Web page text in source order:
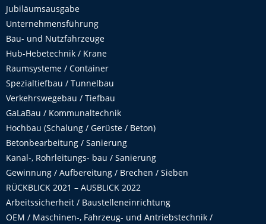
Jubiläumsausgabe
Unternehmensführung
Bau- und Nutzfahrzeuge
Hub-Hebetechnik / Krane
Raumsysteme / Container
Spezialtiefbau / Tunnelbau
Verkehrswegebau / Tiefbau
GaLaBau / Kommunaltechnik
Hochbau (Schalung / Gerüste / Beton)
Betonbearbeitung / Sanierung
Kanal-, Rohrleitungs- bau / Sanierung
Gewinnung / Aufbereitung / Brechen / Sieben
RÜCKBLICK 2021 – AUSBLICK 2022
Arbeitssicherheit / Baustelleneinrichtung
OEM / Maschinen-, Fahrzeug- und Antriebstechnik /